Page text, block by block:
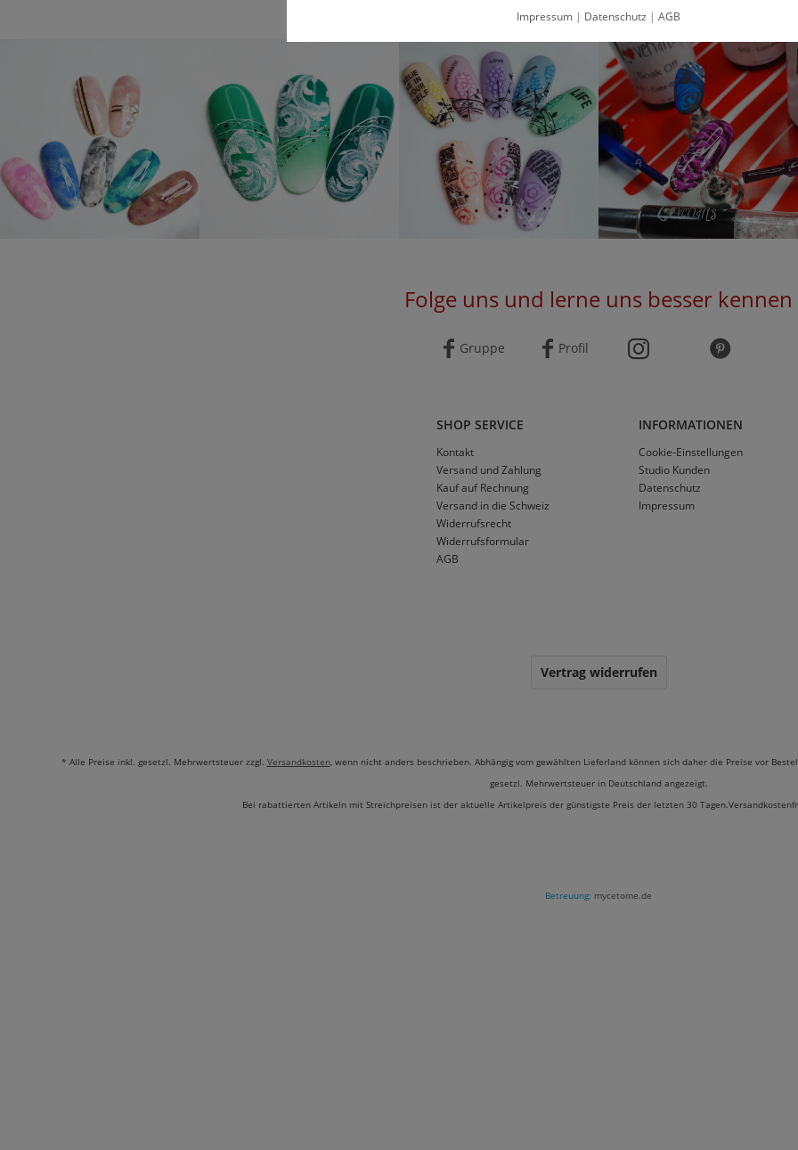
Folge uns und lerne uns besser kennen
Gruppe Profil
SHOP SERVICE
Kontakt
Versand und Zahlung
Kauf auf Rechnung
Versand in die Schweiz
Widerrufsrecht
Widerrufsformular
AGB
INFORMATIONEN
Cookie-Einstellungen
Studio Kunden
Datenschutz
Impressum
Vertrag widerrufen
* Alle Preise inkl. gesetzl. Mehrwertsteuer zzgl. Versandkosten, wenn nicht anders beschrieben. Abhängig vom gewählten Lieferland können sich daher die Preise vor
gesetzl. Mehrwertsteuer in Deutschland angezeigt.
Bei rabattierten Artikeln mit Streichpreisen ist der aktuelle Artikelpreis der günstigste Preis der letzten 30
Betreuung: mycetome.de
Impressum | Datenschutz | AGB